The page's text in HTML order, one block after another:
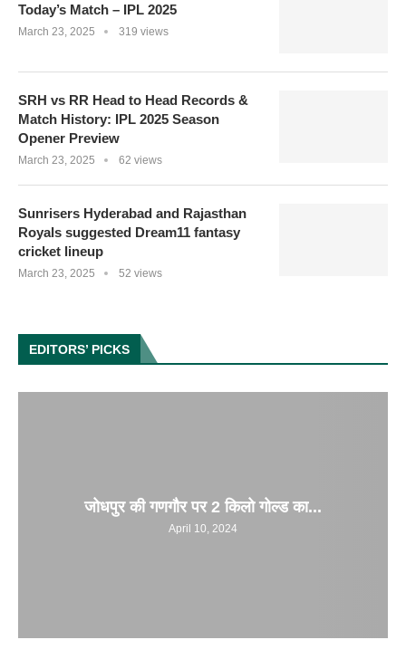
Today’s Match – IPL 2025
March 23, 2025 319 views
SRH vs RR Head to Head Records &
Match History: IPL 2025 Season
Opener Preview
March 23, 2025 62 views
Sunrisers Hyderabad and Rajasthan
Royals suggested Dream11 fantasy
cricket lineup
March 23, 2025 52 views
EDITORS’ PICKS
जोधपुर की गणगौर पर 2 किलो गोल्ड का...
April 10, 2024